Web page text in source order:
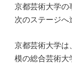
京都芸術大学の
次のステージへ
京都芸術大学は
模の総合芸術大